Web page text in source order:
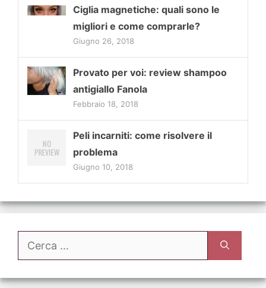
Ciglia magnetiche: quali sono le
migliori e come comprarle?
Giugno 26, 2018
Provato per voi: review shampoo
antigiallo Fanola
Febbraio 18, 2018
Peli incarniti: come risolvere il
problema
Giugno 10, 2018
Ricerca